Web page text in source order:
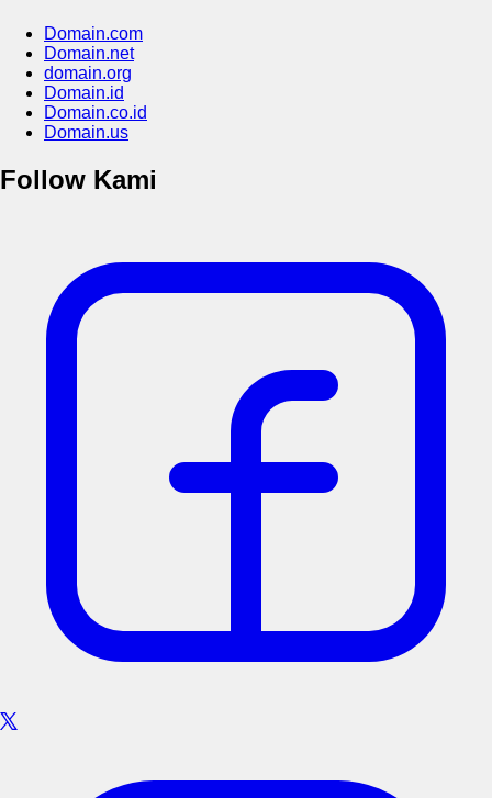
Domain.com
Domain.net
domain.org
Domain.id
Domain.co.id
Domain.us
Follow Kami